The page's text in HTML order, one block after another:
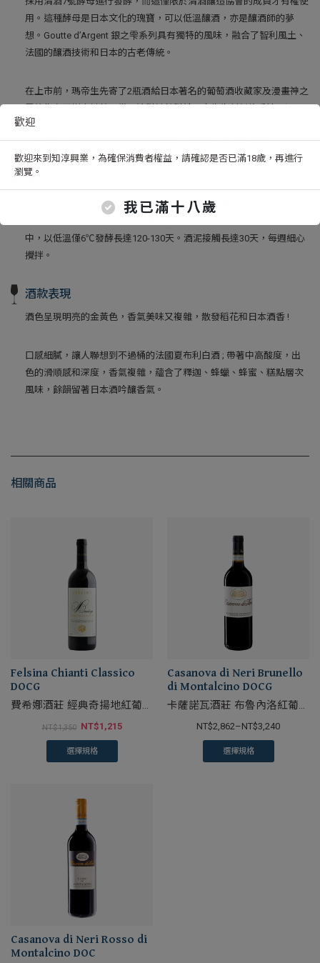
歡迎
歡迎來到知淳興業，為確保消費者權益，請確認是否已滿18歲，再進行
瀏覽。
我已滿十八歲
用。這種酵母是日本文化的瑰寶，可以低溫釀酒，亦是釀酒師的夢
想。Goutte d’Argent 銀之雫系列具有獨特的風味，融合了智利風土、
法國的釀酒技術和日本的古老傳統。
在上市前，瑪帝生先寄了2瓶酒給日本著名的葡萄酒收藏家及漫畫神之
雫的作者亞樹直姊弟品嘗。這對姊弟對於瑪帝先生創新的手法及酒品
優雅的表現大為驚豔，竟然主動替這款酒設計酒標，並為這款酒命名”
銀之雫” (法文: Goute D’Argent)，且將此款酒收錄在神之雫中。
手工採收，永續經營。葡萄採收後，馬上加入清酒酵母，發酵過程
中，以低溫僅6℃發酵長達120-130天。酒泥接觸長達30天，每週細心
攪拌。
酒款表現
酒色呈現明亮的金黃色，香氣美味又複雜，散發稻花和日本酒香 !
口感細膩，讓人聯想到不過桶的法國夏布利白酒 ; 帶著中高酸度，出
色的滑順感和深度，香氣複雜，蘊含了釋迦、蜂蠟、蜂蜜、糕點層次
風味，餘韻留著日本酒吟釀香氣。
相關商品
Felsina Chianti Classico
DOCG
費希娜酒莊 經典奇揚地紅葡萄
NT$1,350 NT$1,215
選擇規格
Casanova di Neri Brunello
di Montalcino DOCG
卡薩諾瓦酒莊 布魯內洛紅葡萄
NT$2,862–NT$3,240
選擇規格
Casanova di Neri Rosso di
Montalcino DOC